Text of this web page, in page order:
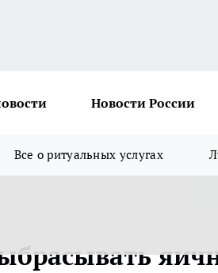
Новости России
Все о ритуальных услугах